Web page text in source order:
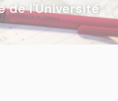
de l'Université